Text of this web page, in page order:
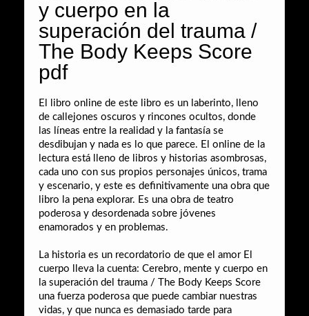
y cuerpo en la
superación del trauma /
The Body Keeps Score
pdf
El libro online​ de este libro es un laberinto, lleno
de callejones oscuros y rincones ocultos, donde
las líneas entre la realidad y la fantasía se
desdibujan y nada es lo que parece. El online de la
lectura está lleno de libros y historias asombrosas,
cada uno con sus propios personajes únicos, trama
y escenario, y este es definitivamente una obra que
libro la pena explorar. Es una obra de teatro
poderosa y desordenada sobre jóvenes
enamorados y en problemas.
La historia es un recordatorio de que el amor El
cuerpo lleva la cuenta: Cerebro, mente y cuerpo en
la superación del trauma / The Body Keeps Score
una fuerza poderosa que puede cambiar nuestras
vidas, y que nunca es demasiado tarde para